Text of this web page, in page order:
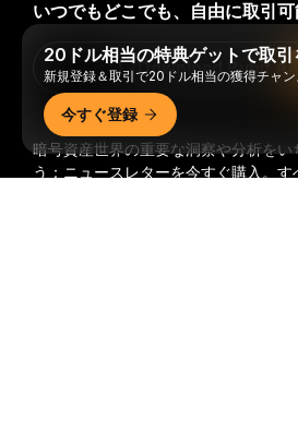
暗号資産世界の重要な洞察や分析をい
う：ニュースレターを今すぐ購入。 す
いつでもどこでも、自由に取引可
Download Bybit
20ドル相当の特典ゲットで取
新規登録＆取引で20ドル相当の獲得チャン
今すぐ登録